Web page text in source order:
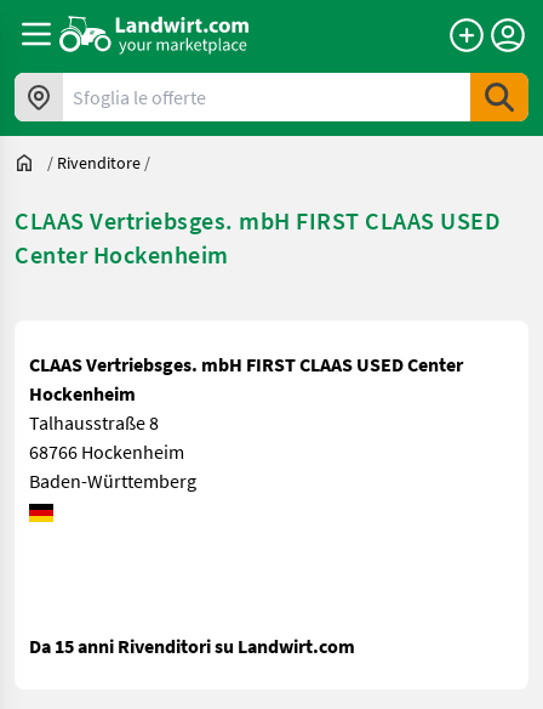
Sfoglia le offerte
/ Rivenditore /
CLAAS Vertriebsges. mbH FIRST CLAAS USED
Center Hockenheim
CLAAS Vertriebsges. mbH FIRST CLAAS USED Center
Hockenheim
Talhausstraße 8
68766 Hockenheim
Baden-Württemberg
Da 15 anni Rivenditori su Landwirt.com